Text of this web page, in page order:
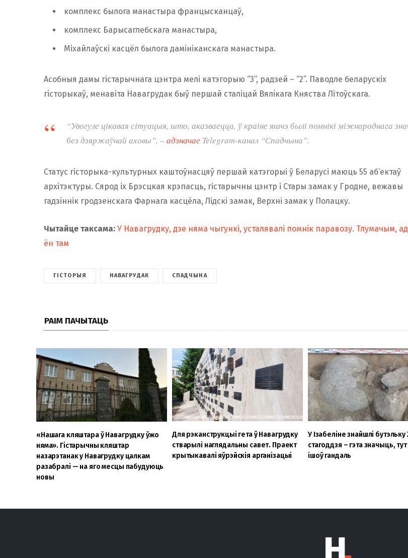
комплекс былога манастыра францысканцаў,
комплекс Барысаглебскага манастыра,
Міхайлаўскі касцёл былога дамініканскага манастыра.
Асобныя дамы гістарычнага цэнтра мелі катэгорыю “3”, радзей – “2”. Паводле беларускіх
гісторыкаў, менавіта Навагрудак быў першай сталіцай Вялікага Княства Літоўскага.
“Увогуле цікавая сітуацыя, што, аказваецца, ў краіне яшчэ былі помнікі міжнароднага
без дзяржаўнай аховы”, –адзначае Telegram-канал “Спадчына”.
Статус гісторыка-культурных каштоўнасцяў першай катэгорыі ў Беларусі маюць 55 аб’ектаў
архітэктуры. Сярод іх Брэсцкая крэпасць, гістарычны цэнтр і Стары замак у Гродне, вежавы
гадзіннік гродзенскага Фарнага касцёла, Лідскі замак, Верхні замак у Полацку.
Чытайце таксама: У Навагрудку, дзе няма чыгункі, усталявалі помнік паравозу. Тлумачым,
ён там
ГІСТОРЫЯ НАВАГРУДАК СПАДЧЫНА
РАІМ ПАЧЫТАЦЬ
«Нашага кляштара ў Навагрудку ўжо
няма». Гістарычны кляштар
назарэтанак у Навагрудку цалкам
разабралі — на яго месцы пабудуюць
новы
Для рэканструкцыі гета ў Навагрудку
стварылі наглядальны савет. Праект
крытыкавалі яўрэйскія арганізацыі
У Ізабеліне знайшлі бутэльку
стагоддзя – гэта значыць,
ішоў гандаль